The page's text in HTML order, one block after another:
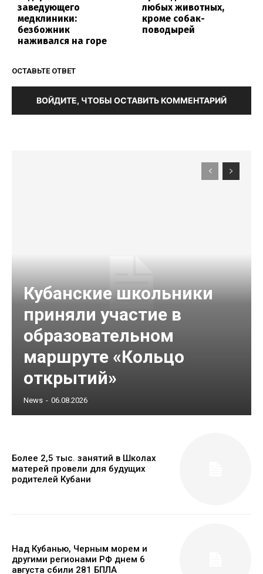
заведующего
медклиники:
безбожник
наживался на горе
любых животных,
кроме собак-
поводырей
ОСТАВЬТЕ ОТВЕТ
ВОЙДИТЕ, ЧТОБЫ ОСТАВИТЬ КОММЕНТАРИЙ
Кубанские школьники
приняли участие в
образовательном
маршруте «Кольцо
открытий»
News - 06.08.2026
Более 2,5 тыс. занятий в Школах
матерей провели для будущих
родителей Кубани
Над Кубанью, Черным морем и
другими регионами РФ днем 6
августа сбили 281 БПЛА